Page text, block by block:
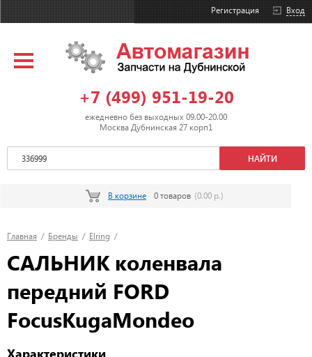
Вход
Регистрация
+7 (499) 951-19-20
ежедневно без выходных 09.00-20.00
Москва Дубнинская 27 корп1
В корзине 0 товаров (0.00 р.)
Главная / Бренды / Elring /
САЛЬНИК коленвала
передний FORD
FocusKugaMondeo
Характеристики